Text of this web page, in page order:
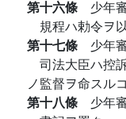
第十六條 少年
規程ハ勅令ヲ
第十七條 少年
司法大臣ハ控
ノ監督ヲ命スル
第十八條 少年